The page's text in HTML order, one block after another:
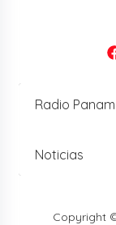
Radio
Noticias
Copyright